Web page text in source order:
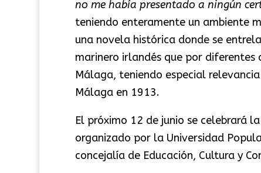
no me había presentado a ningún
teniendo enteramente un ambiente
una novela histórica donde se
marinero irlandés que por
Málaga, teniendo especial
Málaga en 1913.
El próximo 12 de junio se celebrará
organizado por la Universidad
concejalía de Educación, Cultura y